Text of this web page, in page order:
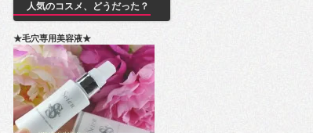
人気のコスメ、どうだった？
★毛穴専用美容液★